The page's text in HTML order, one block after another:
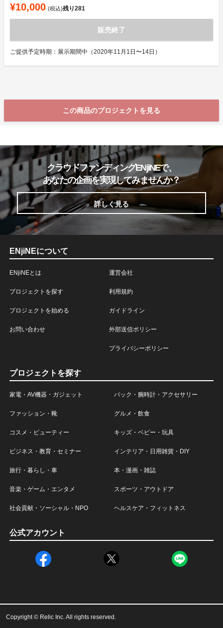
¥10,000 (税込)残り281
販売終了
ご提供予定時期：展示期間中（2020年11月1日〜14日）
この商品のプロジェクトを見る
クラウドファンディングENjiNEで、
あなたの企画を実現してみませんか？
詳しく見る
ENjiNEについて
ENjiNEとは
プロジェクトを探す
プロジェクトを始める
お問い合わせ
運営会社
利用規約
ガイドライン
外部送信ポリシー
プライバシーポリシー
プロジェクトを探す
家電・AV機器・ガジェット バック・腕時計・アクセサリー
ファッション・靴 グルメ・飲食
コスメ・ビューティー キッズ・ベビー・玩具
ビジネス・教育・セミナー インテリア・日用雑貨・DIY
旅行・暮らし・車 本・漫画・雑誌
音楽・ゲーム・エンタメ スポーツ・アウトドア
社会貢献・ソーシャル・NPO ヘルスケア・フィットネス
公式アカウント
Copyright © Relic Inc. All rights reserved.